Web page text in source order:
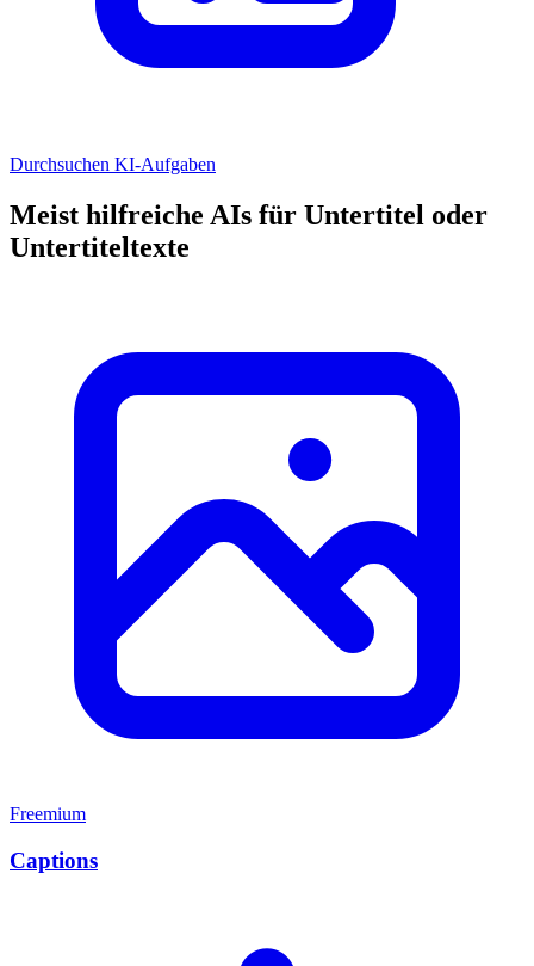
Durchsuchen KI-Aufgaben
Meist hilfreiche AIs für Untertitel oder
Untertiteltexte
Freemium
Captions